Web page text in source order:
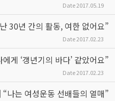
Date2017.05.19
30년 간의 활동, 여한 없어요”
Date2017.02.23
게 ‘갱년기의 바다’ 같았어요”
Date2017.02.23
“나는 여성운동 선배들의 열매”